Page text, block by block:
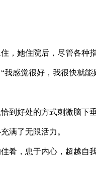
，她住院后，尽管各种
感觉很好，我很快就能
到好处的方式刺激脑下
满了无限活力。
肴，忠于内心，超越自